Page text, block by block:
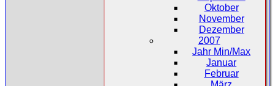
Oktober
November
Dezember
2007
Jahr Min/Max
Januar
Februar